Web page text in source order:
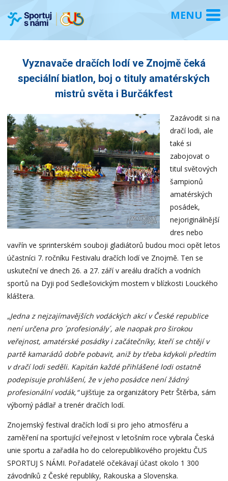
Vyznavače dračích lodí ve Znojmě čeká
speciální biatlon, boj o tituly amatérských
mistrů světa i Burčákfest
Zazávodit si na
dračí lodi, ale
také si
zabojovat o
titul světových
šampionů
amatérských
posádek,
nejoriginálnější
dres nebo
vavřín ve sprinterském souboji gladiátorů budou moci opět letos
účastníci 7. ročníku Festivalu dračích lodí ve Znojmě. Ten se
uskuteční ve dnech 26. a 27. září v areálu dračích a vodních
sportů na Dyji pod Sedlešovickým mostem v blízkosti Louckého
kláštera.
„Jedna z nejzajímavějších vodáckých akcí v České republice
není určena pro ´profesionály´, ale naopak pro širokou
veřejnost, amatérské posádkyi začátečníky, kteří se chtějí v
partě kamarádů dobře pobavit, aniž by třeba kdykoli předtím
v dračí lodi seděli. Kapitán každé přihlášené lodi ostatně
podepisuje prohlášení, že v jeho posádce není žádný
profesionální vodák,“ujišťuje za organizátory Petr Štěrba, sám
výborný pádlař a trenér dračích lodí.
Znojemský festival dračích lodí si pro jeho atmosféru a
zaměření na sportující veřejnost v letošním roce vybrala Česká
unie sportu a zařadila ho do celorepublikového projektu ČUS
SPORTUJ S NÁMI. Pořadatelé očekávají účast okolo 1 300
závodníků z České republiky, Rakouska a Slovenska.